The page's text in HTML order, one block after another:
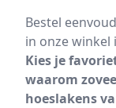
Bestel
in onze winkel
Kies je
waarom
hoeslakens